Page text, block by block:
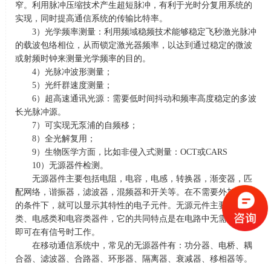
窄。利用脉冲压缩技术产生超短脉冲，有利于光时分复用系统的
实现，同时提高通信系统的传输比特率。
3）光学频率测量：利用频域稳频技术能够稳定飞秒激光脉冲
的载波包络相位，从而锁定激光器频率，以达到通过稳定的微波
或射频时钟来测量光学频率的目的。
4）光脉冲波形测量；
5）光纤群速度测量；
6）超高速通讯光源：需要低时间抖动和频率高度稳定的多波
长光脉冲源。
7）可实现无泵浦的自频移；
8）全光解复用；
9）生物医学方面，比如非侵入式测量： OCT或CARS
10）无源器件检测。
无源器件主要包括电阻，电容，电感，转换器，渐变器，匹
配网络，谐振器，滤波器，混频器和开关等。在不需要外加电源
的条件下，就可以显示其特性的电子元件。无源元件主要是电阻
类、电感类和电容类器件，它的共同特点是在电路中无需加电源
即可在有信号时工作。
在移动通信系统中，常见的无源器件有：功分器、电桥、耦
合器、滤波器、合路器、环形器、隔离器、衰减器、移相器等。